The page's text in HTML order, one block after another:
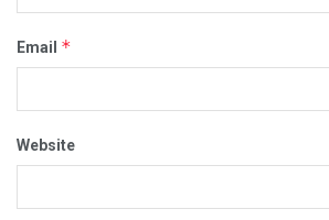
Email *
Website